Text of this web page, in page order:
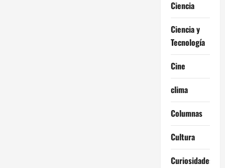
Ciencia
Ciencia y
Tecnología
Cine
clima
Columnas
Cultura
Curiosidades